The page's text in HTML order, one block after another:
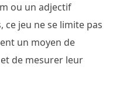
ou un adjectif
ce jeu ne se limite pas
un moyen de
de mesurer leur